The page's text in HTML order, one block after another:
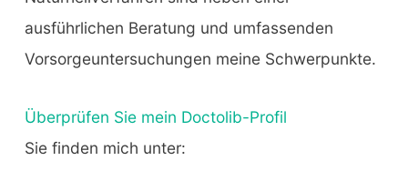
ausführlichen Beratung und umfassenden
Vorsorgeuntersuchungen meine Schwerpunkte.
Überprüfen Sie mein Doctolib-Profil
Sie finden mich unter: